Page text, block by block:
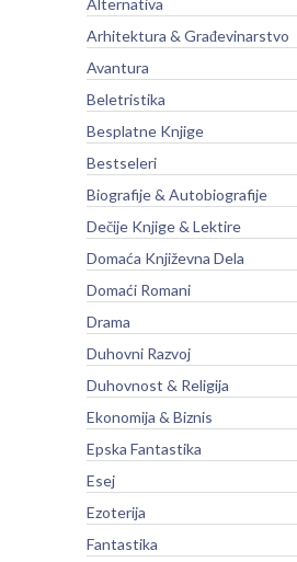
Alternativa
Arhitektura & Građevinarstvo
Avantura
Beletristika
Besplatne Knjige
Bestseleri
Biografije & Autobiografije
Dečije Knjige & Lektire
Domaća Književna Dela
Domaći Romani
Drama
Duhovni Razvoj
Duhovnost & Religija
Ekonomija & Biznis
Epska Fantastika
Esej
Ezoterija
Fantastika